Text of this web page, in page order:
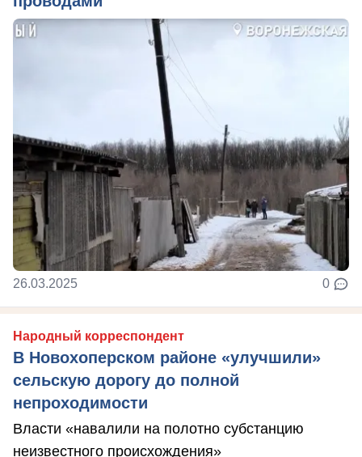
26.03.2025 0
Народный корреспондент
В Новохоперском районе «улучшили»
сельскую дорогу до полной
непроходимости
Власти «навалили на полотно субстанцию
неизвестного происхождения»